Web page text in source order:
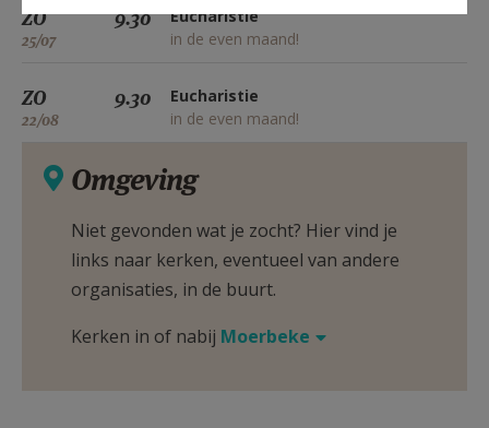
ZO
25/07
9.30
Eucharistie
in de even maand!
ZO
22/08
9.30
Eucharistie
in de even maand!
Omgeving
Niet gevonden wat je zocht? Hier vind je
links naar kerken, eventueel van andere
organisaties, in de buurt.
Kerken in of nabij Moerbeke